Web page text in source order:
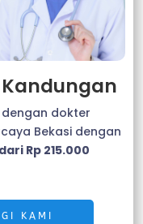
dengan dokter
Bekasi dengan
Rp 215.000
KAMI